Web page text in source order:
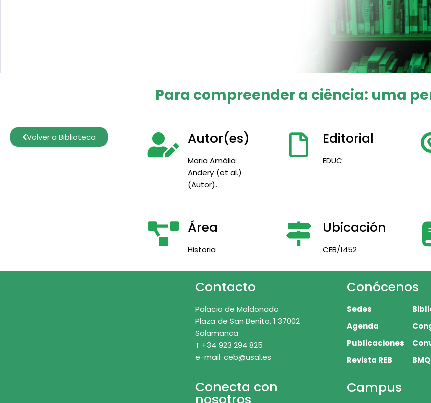
Para compreender a ciência: uma
Volver a Biblioteca Autor(es)
Maria Amália
Andery (et al.)
(Autor).
Editorial
EDUC
Área
Historia
Ubicación
CEB/1452
Contacto
Palacio de Maldonado
Plaza de San Benito, 1 37002
Salamanca
T +34 923 294 825
e-mail: ceb@usal.es
Conecta con
Conócenos
Sedes
Agenda
Publicaciones
Revista REB
Campus